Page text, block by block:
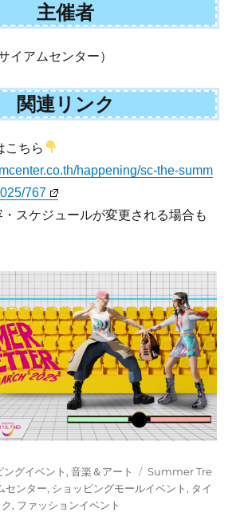
主催者
イアムセンター）
関連リンク
こちら
happening/sc-the-summ
767
スケジュールが変更される場合も
ングイベント ,音楽＆アート
タ
グ
Summer Tre
センター, ショッピングモールイベント , タイ
, ファッションイベント